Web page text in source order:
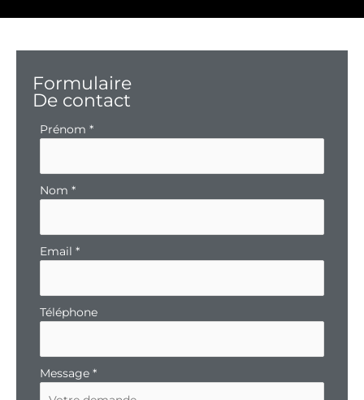
Formulaire
De contact
Formulaire
Prénom *
Nom *
Email *
Téléphone
Message *